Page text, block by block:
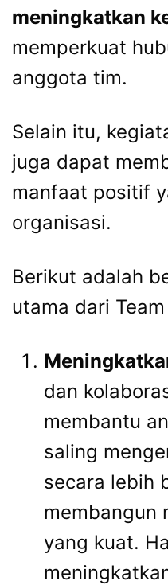
meningkatkan
memperkuat
anggota tim.
Selain itu,
juga dapat
manfaat positif
organisasi.
Berikut adalah
utama dari
dan
membantu
saling
secara lebih
membangun
yang kuat.